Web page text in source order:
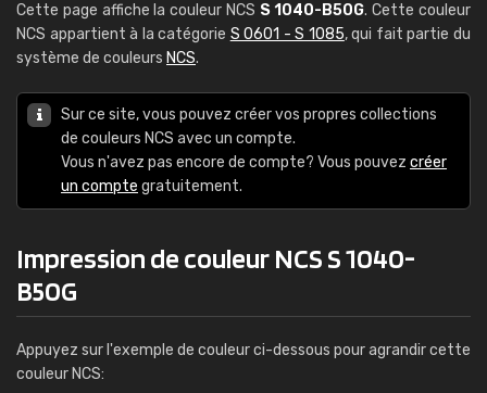
Cette page affiche la couleur NCS S 1040-B50G. Cette couleur
NCS appartient à la catégorie S 0601 - S 1085, qui fait partie du
système de couleurs NCS.
Sur ce site, vous pouvez créer vos propres collections
de couleurs NCS avec un compte.
Vous n'avez pas encore de compte? Vous pouvez créer
un compte gratuitement.
Impression de couleur NCS S 1040-
B50G
Appuyez sur l'exemple de couleur ci-dessous pour agrandir cette
couleur NCS: